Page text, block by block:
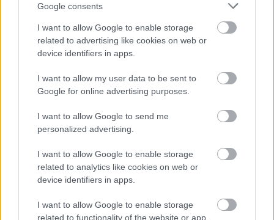
Google consents
I want to allow Google to enable storage
related to advertising like cookies on web or
device identifiers in apps.
I want to allow my user data to be sent to
Google for online advertising purposes.
I want to allow Google to send me
personalized advertising.
I want to allow Google to enable storage
related to analytics like cookies on web or
device identifiers in apps.
I want to allow Google to enable storage
related to functionality of the website or app.
Da Musgrave rykket på andre runde, var det etter
hver bare Sivert Wiig som klarte å henge med. Han
gikk i front sammen med Musgrave helt ut på siste
runde av løpet, men måtte til slutt slippe briten
vinden i Ålgård.
Favoritter
1. Max Novak, Team Aker Dæhlie
3. Sivert Wiig, Gjesdal IL/Team Elon Vest
Gunnulfsen som tok de to siste pallplassene bak